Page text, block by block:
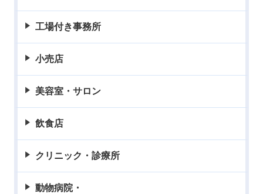
工場付き事務所
小売店
美容室・サロン
飲食店
クリニック・診療所
動物病院・